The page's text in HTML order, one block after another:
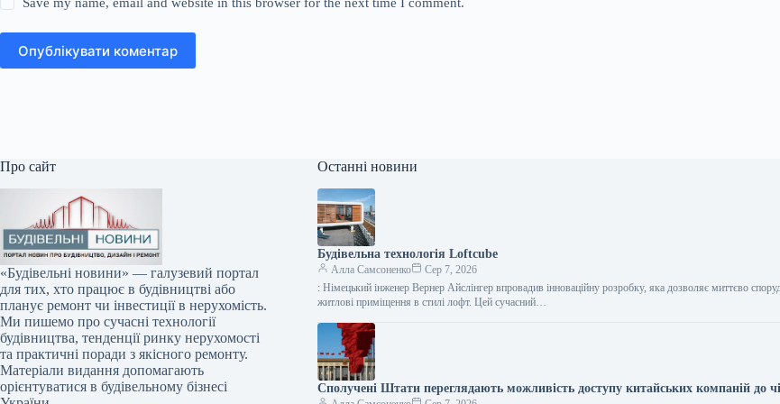
Опублікувати коментар
Про сайт
«Будівельні новини» — галузевий портал
для тих, хто працює в будівництві або
планує ремонт чи інвестиції в нерухомість.
Ми пишемо про сучасні технології
будівництва, тенденції ринку нерухомості
та практичні поради з якісного ремонту.
Матеріали видання допомагають
орієнтуватися в будівельному бізнесі
Останні новини
Будівельна технологія Loftcube
Алла Самсоненко
Сер 7, 2026
: Німецький інженер Вернер Айслінгер впровадив інноваційну розробку, яка дозволяє миттєво
житлові приміщення в стилі лофт. Цей сучасний…
Сполучені Штати переглядають можливість доступу китайських компаній до